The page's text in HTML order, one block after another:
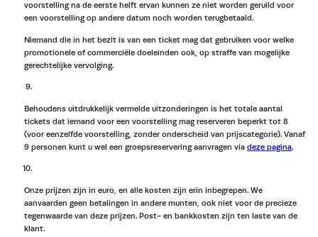
voorstelling na de eerste helft ervan kunnen ze niet worden geruild voor
een voorstelling op andere datum noch worden terugbetaald.
Niemand die in het bezit is van een ticket mag dat gebruiken voor welke
promotionele of commerciële doeleinden ook, op straffe van mogelijke
gerechtelijke vervolging.
Behoudens uitdrukkelijk vermelde uitzonderingen is het totale aantal
tickets dat iemand voor een voorstelling mag reserveren beperkt tot 8
(voor eenzelfde voorstelling, zonder onderscheid van prijscategorie). Vanaf
9 personen kunt u wel een groepsreservering aanvragen via deze pagina.
Onze prijzen zijn in euro, en alle kosten zijn erin inbegrepen. We
aanvaarden geen betalingen in andere munten, ook niet voor de precieze
tegenwaarde van deze prijzen. Post- en bankkosten zijn ten laste van de
klant.